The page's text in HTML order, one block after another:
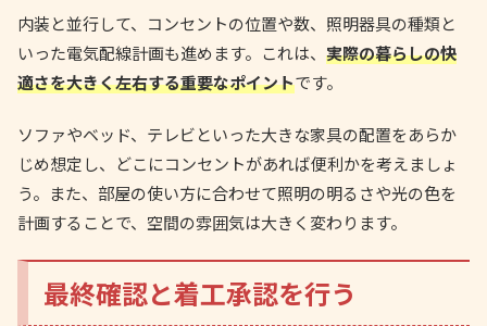
内装と並行して、コンセントの位置や数、照明器具の種類と
いった電気配線計画も進めます。これは、 実際の暮らしの快
適さを大きく左右する重要なポイントです。
ソファやベッド、テレビといった大きな家具の配置をあらか
じめ想定し、どこにコンセントがあれば便利かを考えましょ
う。また、部屋の使い方に合わせて照明の明るさや光の色を
計画することで、空間の雰囲気は大きく変わります。
最終確認と着工承認を行う